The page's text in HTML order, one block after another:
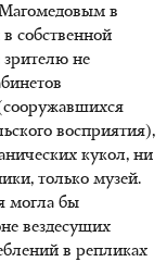
в
собственной
зрителю не
восприятия),
кукол, ни
только музей.
могла бы
вездесущих
в репликах